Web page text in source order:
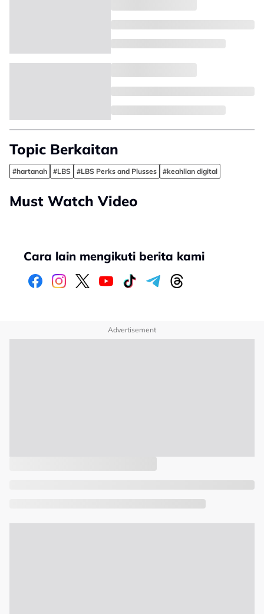
Topic Berkaitan
#hartanah #LBS #LBS Perks and Plusses #keahlian digital
Must Watch Video
Cara lain mengikuti berita kami
Advertisement